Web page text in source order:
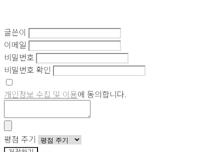
글쓴이
이메일
비밀번호
비밀번호 확인
개인정보 수집 및 이용에 동의합니다.
평점 주기